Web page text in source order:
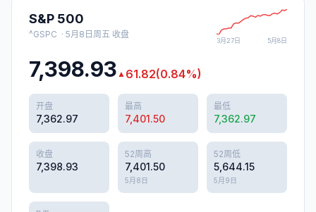
S&P 500
^GSPC · 5月8日周五 收盘
3月27日 5月8日
7,398.93 ▲ 61.82(0.84%)
开盘
7,362.97
最高
7,401.50
最低
7,362.97
收盘
7,398.93
52周高
7,401.50
5月8日
52周低
5,644.15
5月9日